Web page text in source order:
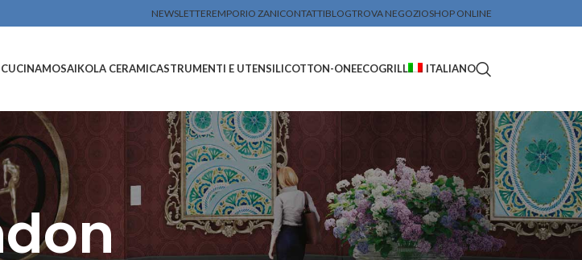
NEWSLETTEREMPORIO ZANICONTATTIBLOGTROVA NEGOZIOSHOP ONLINE
MOSAIKOLA CERAMICASTRUMENTI E UTENSILICOTTON-ONEECOGRILL ITALIANO